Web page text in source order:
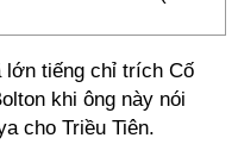
lớn tiếng chỉ trích Cố
khi ông này nói
cho Triều Tiên.